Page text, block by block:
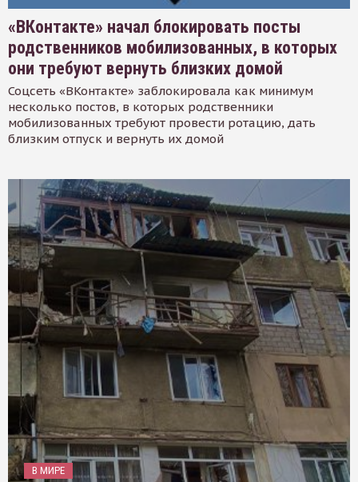
«ВКонтакте» начал блокировать посты
родственников мобилизованных, в которых
они требуют вернуть близких домой
Соцсеть «ВКонтакте» заблокировала как минимум
несколько постов, в которых родственники
мобилизованных требуют провести ротацию, дать
близким отпуск и вернуть их домой
В МИРЕ